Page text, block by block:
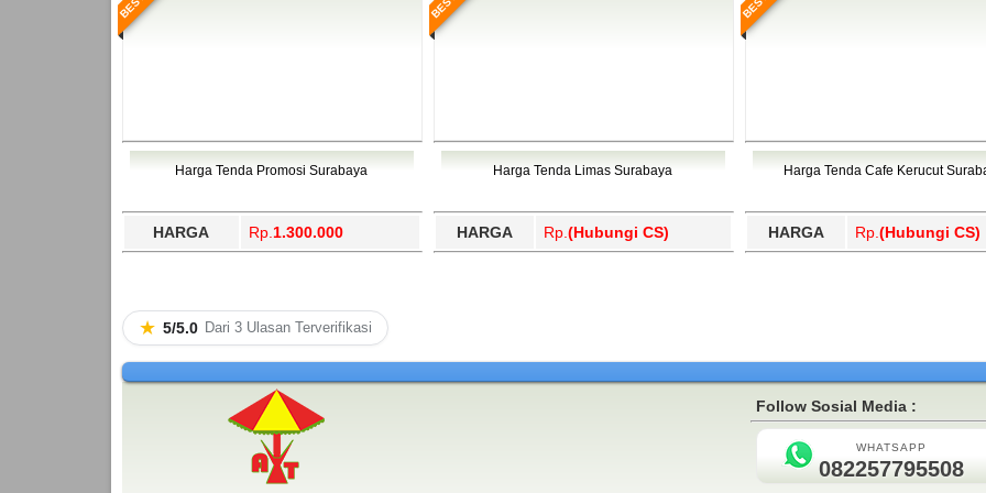
Harga Tenda Promosi Surabaya
HARGA Rp. 1.300.000
Harga Tenda Limas Surabaya
HARGA Rp. (Hubungi CS)
Harga Tenda Cafe Kerucut
HARGA Rp. (Hubungi CS)
★ 5/5.0 Dari 3 Ulasan Terverifikasi
Follow Sosial Media :
WHATSAPP
082257795508